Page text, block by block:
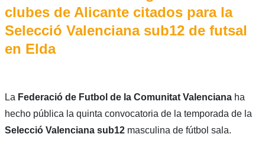
clubes de Alicante citados para la
Selecció Valenciana sub12 de futsal
en Elda
La Federació de Futbol de la Comunitat Valencianaha
hecho pública la quinta convocatoria de la temporada de la
Selecció Valenciana sub12masculina de fútbol sala.